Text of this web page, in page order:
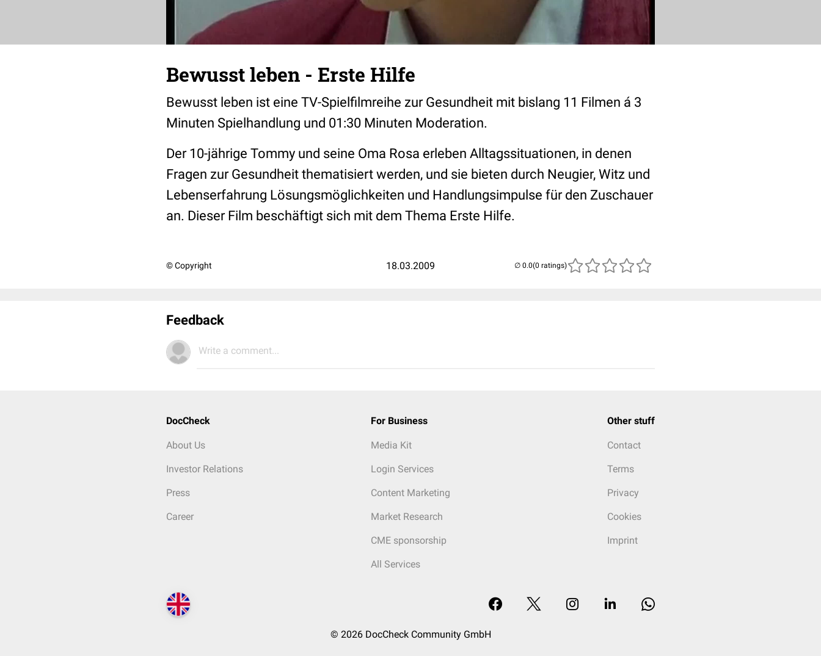
Bewusst leben - Erste Hilfe
Bewusst leben ist eine TV-Spielfilmreihe zur Gesundheit mit bislang 11 Filmen á 3
Minuten Spielhandlung und 01:30 Minuten Moderation.
Der 10-jährige Tommy und seine Oma Rosa erleben Alltagssituationen, in denen
Fragen zur Gesundheit thematisiert werden, und sie bieten durch Neugier, Witz und
Lebenserfahrung Lösungsmöglichkeiten und Handlungsimpulse für den Zuschauer
an. Dieser Film beschäftigt sich mit dem Thema Erste Hilfe.
© Copyright 18.03.2009 (0 ratings)
Feedback
Write a comment...
DocCheck
About Us
Investor Relations
Press
Career
For Business
Media Kit
Login Services
Content Marketing
Market Research
CME sponsorship
All Services
Other stuff
Contact
Terms
Privacy
Cookies
Imprint
© 2026 DocCheck Community GmbH